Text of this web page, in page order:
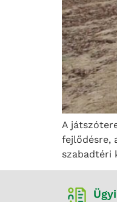
A
fejlődésre,
szabadtéri